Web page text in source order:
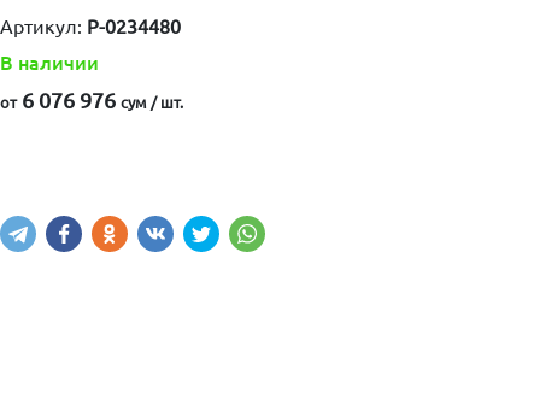
Артикул: P-0234480
В наличии
от6 076 976 сум / шт.